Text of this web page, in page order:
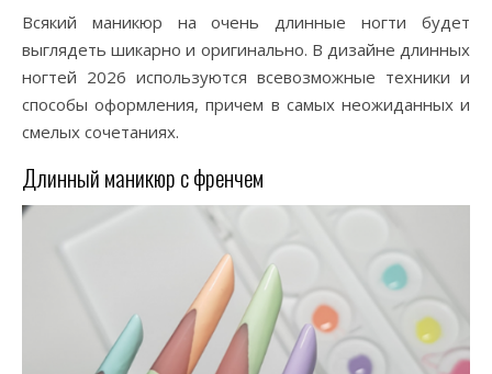
Всякий маникюр на очень длинные ногти будет
выглядеть шикарно и оригинально. В дизайне длинных
ногтей 2026 используются всевозможные техники и
способы оформления, причем в самых неожиданных и
смелых сочетаниях.
Длинный маникюр с френчем